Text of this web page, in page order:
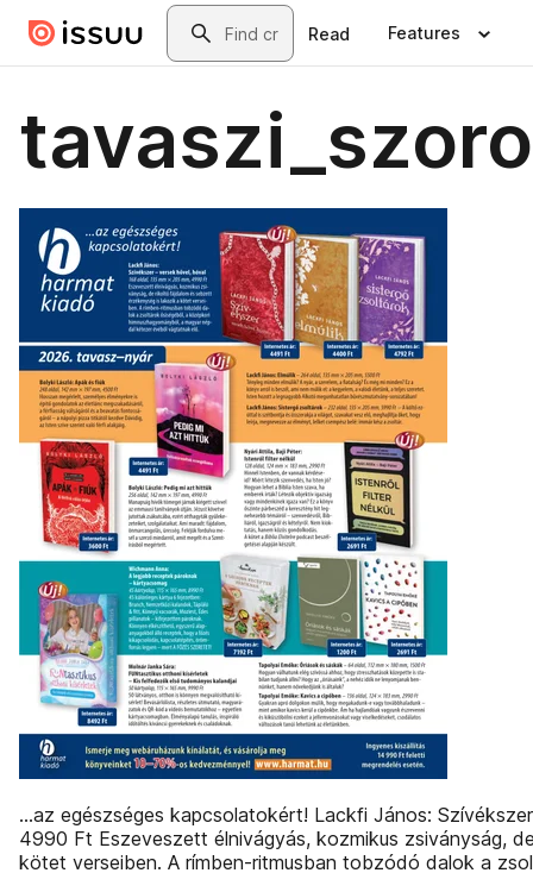
Skip to main contentSearch
Read Features
…az egészséges kapcsolatokért! Lackfi János:
4990 Ft Eszeveszett élnivágyás, kozmikus zsiványság,
kötet verseiben. A rímben-ritmusban tobzódó dalok a